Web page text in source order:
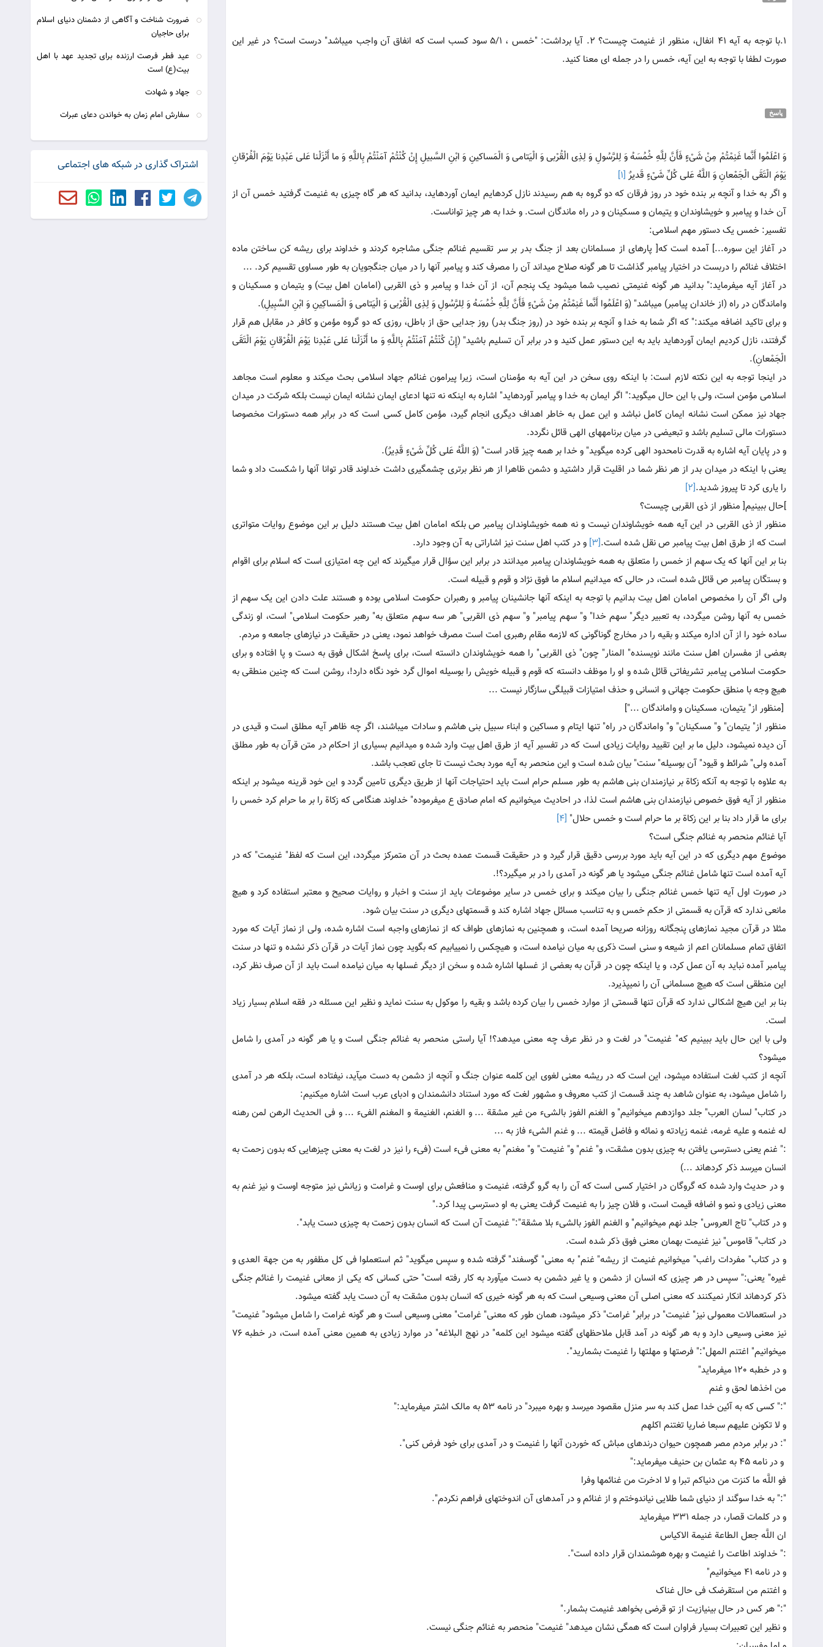
1.با توجه به آیه 41 انفال، منظور از غنیمت چیست؟ 2. آیا برداشت: "خمس ، 5/1 سود کسب است که انفاق آن واجب میباشد" درست است؟ در غیر این
صورت لطفا با توجه به این آیه، خمس را در جمله ای معنا کنید.
پاسخ
وَ اعْلَمُوا أَنَّما غَنِمْتُمْ مِنْ شَیْ‏ءٍ فَأَنَّ لِلَّهِ خُمُسَهُ وَ لِلرَّسُولِ وَ لِذِی الْقُرْبی‏ وَ الْیَتامی‏ وَ الْمَساکینِ وَ ابْنِ السَّبیلِ إِنْ کُنْتُمْ آمَنْتُمْ بِاللَّهِ وَ ما أَنْزَلْنا عَلی‏ عَبْدِنا یَوْمَ الْفُرْقانِ
یَوْمَ الْتَقَی الْجَمْعانِ وَ اللَّهُ عَلی‏ کُلِّ شَیْ‏ءٍ قَدیرٌ [1]
و اگر به خدا و آنچه بر بنده خود در روز فرقان که دو گروه به هم رسیدند نازل کرده‏ایم ایمان آورده‏اید، بدانید که هر گاه چیزی به غنیمت گرفتید خمس آن از
آن خدا و پیامبر و خویشاوندان و یتیمان و مسکینان و در راه ماندگان است. و خدا به هر چیز تواناست.
تفسیر: خمس یک دستور مهم اسلامی:
در آغاز این سوره...] آمده است که[ پاره‏ای از مسلمانان بعد از جنگ بدر بر سر تقسیم غنائم جنگی مشاجره کردند و خداوند برای ریشه کن ساختن ماده
اختلاف غنائم را دربست در اختیار پیامبر گذاشت تا هر گونه صلاح می‏داند آن را مصرف کند و پیامبر آنها را در میان جنگجویان به طور مساوی تقسیم کرد. ...
در آغاز آیه می‏فرماید:" بدانید هر گونه غنیمتی نصیب شما می‏شود یک پنجم آن، از آن خدا و پیامبر و ذی القربی (امامان اهل بیت) و یتیمان و مسکینان و
واماندگان در راه (از خاندان پیامبر) می‏باشد" (وَ اعْلَمُوا أَنَّما غَنِمْتُمْ مِنْ شَیْ‏ءٍ فَأَنَّ لِلَّهِ خُمُسَهُ وَ لِلرَّسُولِ وَ لِذِی الْقُرْبی‏ وَ الْیَتامی‏ وَ الْمَساکِینِ وَ ابْنِ السَّبِیلِ).
و برای تاکید اضافه می‏کند:" که اگر شما به خدا و آنچه بر بنده خود در (روز جنگ بدر) روز جدایی حق از باطل، روزی که دو گروه مؤمن و کافر در مقابل هم قرار
گرفتند، نازل کردیم ایمان آورده‏اید باید به این دستور عمل کنید و در برابر آن تسلیم باشید" (إِنْ کُنْتُمْ آمَنْتُمْ بِاللَّهِ وَ ما أَنْزَلْنا عَلی‏ عَبْدِنا یَوْمَ الْفُرْقانِ یَوْمَ الْتَقَی
الْجَمْعانِ).
در اینجا توجه به این نکته لازم است: با اینکه روی سخن در این آیه به مؤمنان است، زیرا پیرامون غنائم جهاد اسلامی بحث می‏کند و معلوم است مجاهد
اسلامی مؤمن است، ولی با این حال می‏گوید:" اگر ایمان به خدا و پیامبر آورده‏اید" اشاره به اینکه نه تنها ادعای ایمان نشانه ایمان نیست بلکه شرکت در میدان
جهاد نیز ممکن است نشانه ایمان کامل نباشد و این عمل به خاطر اهداف دیگری انجام گیرد، مؤمن کامل کسی است که در برابر همه دستورات مخصوصا
دستورات مالی تسلیم باشد و تبعیضی در میان برنامه‏های الهی قائل نگردد.
و در پایان آیه اشاره به قدرت نامحدود الهی کرده می‏گوید" و خدا بر همه چیز قادر است" (وَ اللَّهُ عَلی‏ کُلِّ شَیْ‏ءٍ قَدِیرٌ).
یعنی با اینکه در میدان بدر از هر نظر شما در اقلیت قرار داشتید و دشمن ظاهرا از هر نظر برتری چشمگیری داشت خداوند قادر توانا آنها را شکست داد و شما
را یاری کرد تا پیروز شدید.[2]
]حال ببینیم[ منظور از ذی القربی چیست؟
منظور از ذی القربی در این آیه همه خویشاوندان نیست و نه همه خویشاوندان پیامبر ص بلکه امامان اهل بیت هستند دلیل بر این موضوع روایات متواتری
است که از طرق اهل بیت پیامبر ص نقل شده است.[3]
و در کتب اهل سنت نیز اشاراتی به آن وجود دارد.
بنا بر این آنها که یک سهم از خمس را متعلق به همه خویشاوندان پیامبر می‏دانند در برابر این سؤال قرار می‏گیرند که این چه امتیازی است که اسلام برای اقوام
و بستگان پیامبر ص قائل شده است، در حالی که می‏دانیم اسلام ما فوق نژاد و قوم و قبیله است.
ولی اگر آن را مخصوص امامان اهل بیت بدانیم با توجه به اینکه آنها جانشینان پیامبر و رهبران حکومت اسلامی بوده و هستند علت دادن این یک سهم از
خمس به آنها روشن می‏گردد، به تعبیر دیگر" سهم خدا" و" سهم پیامبر" و" سهم ذی القربی" هر سه سهم متعلق به" رهبر حکومت اسلامی" است، او زندگی
ساده خود را از آن اداره می‏کند و بقیه را در مخارج گوناگونی که لازمه مقام رهبری امت است مصرف خواهد نمود، یعنی در حقیقت در نیازهای جامعه و مردم.
بعضی از مفسران اهل سنت مانند نویسنده" المنار" چون" ذی القربی" را همه خویشاوندان دانسته است، برای پاسخ اشکال فوق به دست و پا افتاده و برای
حکومت اسلامی پیامبر تشریفاتی قائل شده و او را موظف دانسته که قوم و قبیله خویش را بوسیله اموال گرد خود نگاه دارد!، روشن است که چنین منطقی به
هیچ وجه با منطق حکومت جهانی و انسانی و حذف امتیازات قبیلگی سازگار نیست ...
[منظور از" یتیمان، مسکینان و واماندگان ..."]
منظور از" یتیمان" و" مسکینان" و" واماندگان در راه" تنها ایتام و مساکین و ابناء سبیل بنی هاشم و سادات می‏باشند، اگر چه ظاهر آیه مطلق است و قیدی در
آن دیده نمی‏شود، دلیل ما بر این تقیید روایات زیادی است که در تفسیر آیه از طرق اهل بیت وارد شده و می‏دانیم بسیاری از احکام در متن قرآن به طور مطلق
آمده ولی" شرائط و قیود" آن بوسیله" سنت" بیان شده است و این منحصر به آیه مورد بحث نیست تا جای تعجب باشد.
به علاوه با توجه به آنکه زکاة بر نیازمندان بنی هاشم به طور مسلم حرام است باید احتیاجات آنها از طریق دیگری تامین گردد و این خود قرینه می‏شود بر اینکه
منظور از آیه فوق خصوص نیازمندان بنی هاشم است لذا، در احادیث می‏خوانیم که امام صادق ع می‏فرموده" خداوند هنگامی که زکاة را بر ما حرام کرد خمس را
برای ما قرار داد بنا بر این زکاة بر ما حرام است و خمس حلال" [4]
آیا غنائم منحصر به غنائم جنگی است؟
موضوع مهم دیگری که در این آیه باید مورد بررسی دقیق قرار گیرد و در حقیقت قسمت عمده بحث در آن متمرکز می‏گردد، این است که لفظ" غنیمت" که در
آیه آمده است تنها شامل غنائم جنگی می‏شود یا هر گونه در آمدی را در بر می‏گیرد؟!.
در صورت اول آیه تنها خمس غنائم جنگی را بیان می‏کند و برای خمس در سایر موضوعات باید از سنت و اخبار و روایات صحیح و معتبر استفاده کرد و هیچ
مانعی ندارد که قرآن به قسمتی از حکم خمس و به تناسب مسائل جهاد اشاره کند و قسمت‏های دیگری در سنت بیان شود.
مثلا در قرآن مجید نمازهای پنجگانه روزانه صریحا آمده است، و همچنین به نمازهای طواف که از نمازهای واجبه است اشاره شده، ولی از نماز آیات که مورد
اتفاق تمام مسلمانان اعم از شیعه و سنی است ذکری به میان نیامده است، و هیچکس را نمی‏یابیم که بگوید چون نماز آیات در قرآن ذکر نشده و تنها در سنت
پیامبر آمده نباید به آن عمل کرد، و یا اینکه چون در قرآن به بعضی از غسل‏ها اشاره شده و سخن از دیگر غسل‏ها به میان نیامده است باید از آن صرف نظر کرد،
این منطقی است که هیچ مسلمانی آن را نمی‏پذیرد.
بنا بر این هیچ اشکالی ندارد که قرآن تنها قسمتی از موارد خمس را بیان کرده باشد و بقیه را موکول به سنت نماید و نظیر این مسئله در فقه اسلام بسیار زیاد
است.
ولی با این حال باید ببینیم که" غنیمت" در لغت و در نظر عرف چه معنی می‏دهد؟! آیا راستی منحصر به غنائم جنگی است و یا هر گونه در آمدی را شامل
می‏شود؟
آنچه از کتب لغت استفاده می‏شود، این است که در ریشه معنی لغوی این کلمه عنوان جنگ و آنچه از دشمن به دست می‏آید، نیفتاده است، بلکه هر در آمدی
را شامل می‏شود، به عنوان شاهد به چند قسمت از کتب معروف و مشهور لغت که مورد استناد دانشمندان و ادبای عرب است اشاره می‏کنیم:
در کتاب" لسان العرب" جلد دوازدهم می‏خوانیم" و الغنم الفوز بالشی‏ء من غیر مشقة ... و الغنم، الغنیمة و المغنم الفی‏ء ... و فی الحدیث الرهن لمن رهنه
له غنمه و علیه غرمه، غنمه زیادته و نمائه و فاضل قیمته ... و غنم الشی‏ء فاز به ...
:" غنم یعنی دسترسی یافتن به چیزی بدون مشقت، و" غنم" و" غنیمت" و" مغنم" به معنی فی‏ء است (فی‏ء را نیز در لغت به معنی چیزهایی که بدون زحمت به
انسان می‏رسد ذکر کرده‏اند ...)
و در حدیث وارد شده که گروگان در اختیار کسی است که آن را به گرو گرفته، غنیمت و منافعش برای اوست و غرامت و زیانش نیز متوجه اوست و نیز غنم به
معنی زیادی و نمو و اضافه قیمت است، و فلان چیز را به غنیمت گرفت یعنی به او دست‏رسی پیدا کرد."
و در کتاب" تاج العروس" جلد نهم می‏خوانیم" و الغنم الفوز بالشی‏ء بلا مشقة":" غنیمت آن است که انسان بدون زحمت به چیزی دست یابد".
در کتاب" قاموس" نیز غنیمت بهمان معنی فوق ذکر شده است.
و در کتاب" مفردات راغب" می‏خوانیم غنیمت از ریشه" غنم" به معنی" گوسفند" گرفته شده و سپس می‏گوید" ثم استعملوا فی کل مظفور به من جهة العدی و
غیره" یعنی:" سپس در هر چیزی که انسان از دشمن و یا غیر دشمن به دست می‏آورد به کار رفته است" حتی کسانی که یکی از معانی غنیمت را غنائم جنگی
ذکر کرده‏اند انکار نمی‏کنند که معنی اصلی آن معنی وسیعی است که به هر گونه خیری که انسان بدون مشقت به آن دست یابد گفته می‏شود.
در استعمالات معمولی نیز" غنیمت" در برابر" غرامت" ذکر می‏شود، همان طور که معنی" غرامت" معنی وسیعی است و هر گونه غرامت را شامل می‏شود" غنیمت"
نیز معنی وسیعی دارد و به هر گونه در آمد قابل ملاحظه‏ای گفته می‏شود این کلمه" در نهج البلاغه" در موارد زیادی به همین معنی آمده است، در خطبه 76
می‏خوانیم" اغتنم المهل":" فرصت‏ها و مهلت‏ها را غنیمت بشمارید".
و در خطبه 120 می‏فرماید"
من اخذها لحق و غنم
":" کسی که به آئین خدا عمل کند به سر منزل مقصود می‏رسد و بهره می‏برد" در نامه 53 به مالک اشتر می‏فرماید:"
و لا تکونن علیهم سبعا ضاریا تغتنم اکلهم
": در برابر مردم مصر همچون حیوان درنده‏ای مباش که خوردن آنها را غنیمت و در آمدی برای خود فرض کنی".
و در نامه 45 به عثمان بن حنیف می‏فرماید:"
فو اللَّه ما کنزت من دنیاکم تبرا و لا ادخرت من غنائمها وفرا
":" به خدا سوگند از دنیای شما طلایی نیاندوختم و از غنائم و در آمدهای آن اندوخته‏ای فراهم نکردم".
و در کلمات قصار، در جمله 331 می‏فرماید
ان اللَّه جعل الطاعة غنیمة الاکیاس
:" خداوند اطاعت را غنیمت و بهره هوشمندان قرار داده است".
و در نامه 41 می‏خوانیم"
و اغتنم من استقرضک فی حال غناک
":" هر کس در حال بی‏نیازیت از تو قرضی بخواهد غنیمت بشمار."
و نظیر این تعبیرات بسیار فراوان است که همگی نشان می‏دهد" غنیمت" منحصر به غنائم جنگی نیست.
ضرورت شناخت و آگاهی از دشمنان دنیای اسلام
برای حاجیان
عيد فطر فرصت ارزنده برای تجديد عهد با اهل
بيت(ع) است
جهاد و شهادت
سفارش امام زمان به خواندن دعای عبرات
اشتراک گذاری در شبکه های اجتماعی